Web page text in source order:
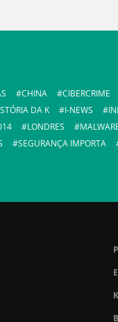
CHINA CIBERCRIME
DA K I-NEWS
LONDRES
SEGURANÇA IMPORTA